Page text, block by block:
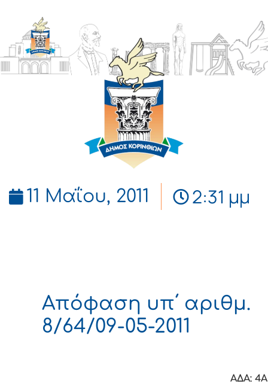
ΔΗΜΟΣ
ΚΟΡΙΝΘΙΩΝ
11 Μαΐου, 2011 2:31 μμ
Απόφαση υπ΄ αριθμ.
8/64/09-05-2011
ΑΔΑ: